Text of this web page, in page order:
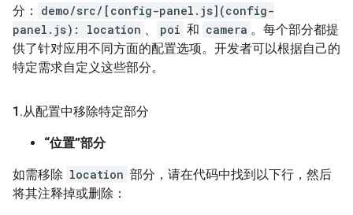
分：
demo/src/[config-panel.js](config-
panel.js): location
poi 和 camera 。每个部分都提
供了针对应用不同方面的配置选项。开发者可以根据自己的
特定需求自定义这些部分。
1 .从配置中移除特定部分
“位置”部分
如需移除 location 部分，请在代码中找到以下行，然后
将其注释掉或删除：